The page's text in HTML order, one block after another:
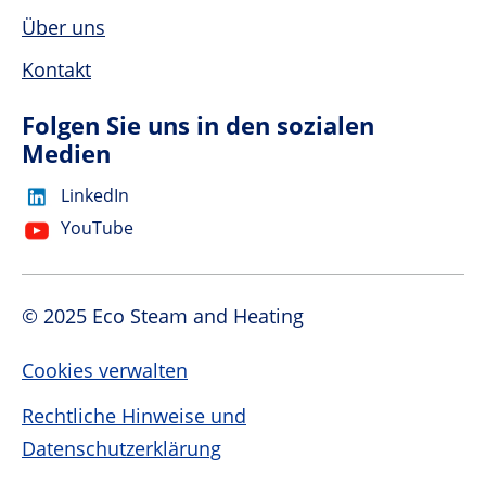
Über uns
Kontakt
Folgen Sie uns in den sozialen
Medien
LinkedIn
YouTube
© 2025 Eco Steam and Heating
Cookies verwalten
Rechtliche Hinweise und
Datenschutzerklärung